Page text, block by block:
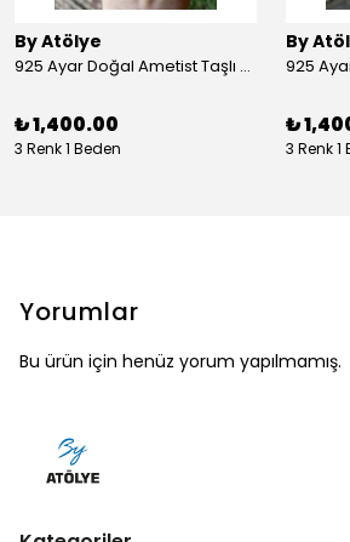
By Atölye
925 Ayar Doğal Ametist Taşlı Yuvarlak Gümüş Yüzük
₺ 1,400.00
3 Renk 1 Beden
By
₺
3 Renk 1
Yorumlar
Bu ürün için henüz yorum yapılmamış.